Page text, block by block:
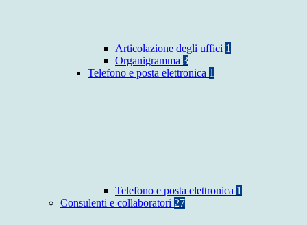
Articolazione degli uffici 1
Organigramma 3
Telefono e posta elettronica 1
Telefono e posta elettronica 1
Consulenti e collaboratori 27